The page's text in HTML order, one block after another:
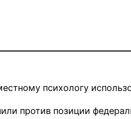
психологу
против позиции